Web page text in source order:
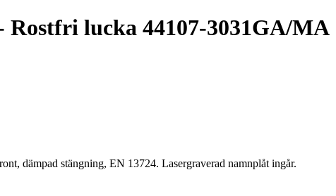
lucka 44107-3031GA/MA
dämpad stängning, EN 13724. Lasergraverad namnplåt ingår.